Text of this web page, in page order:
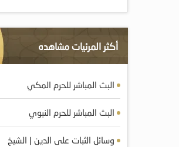
أكثر المرئيات مشاهده
البث المباشر للحرم المكي
البث المباشر للحرم النبوي
وسائل الثبات على الدين | الشيخ